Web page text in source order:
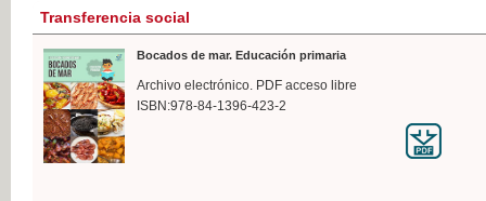
Transferencia social
Bocados de mar. Educación primaria
Archivo electrónico. PDF acceso libre
ISBN:978-84-1396-423-2